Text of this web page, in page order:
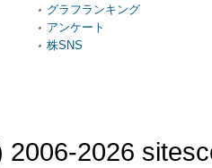
グラフランキング
アンケート
株SNS
2006-2026